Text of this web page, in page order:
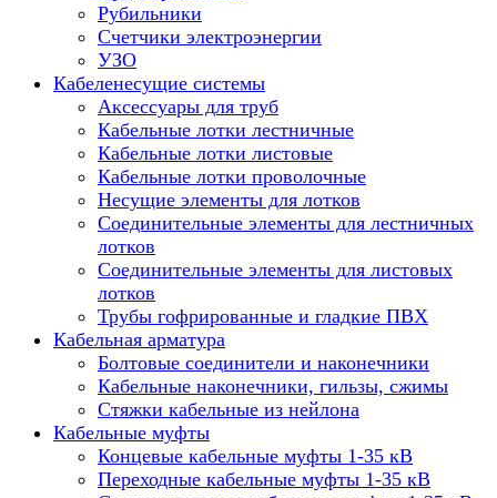
Рубильники
Счетчики электроэнергии
УЗО
Кабеленесущие системы
Аксессуары для труб
Кабельные лотки лестничные
Кабельные лотки листовые
Кабельные лотки проволочные
Несущие элементы для лотков
Соединительные элементы для лестничных
лотков
Соединительные элементы для листовых
лотков
Трубы гофрированные и гладкие ПВХ
Кабельная арматура
Болтовые соединители и наконечники
Кабельные наконечники, гильзы, сжимы
Стяжки кабельные из нейлона
Кабельные муфты
Концевые кабельные муфты 1-35 кВ
Переходные кабельные муфты 1-35 кВ